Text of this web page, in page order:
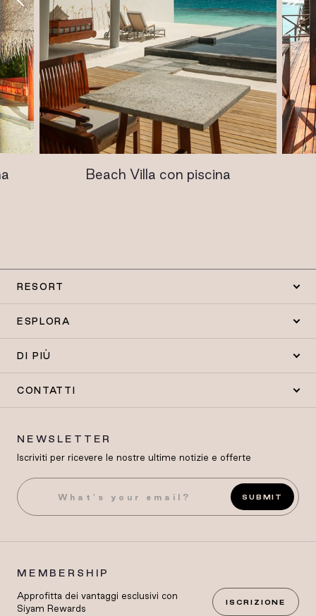
Beach Villa con piscina
RESORT
ESPLORA
DI PIÙ
CONTATTI
NEWSLETTER
Iscriviti per ricevere le nostre ultime notizie e offerte
SUBMIT
MEMBERSHIP
Approfitta dei vantaggi esclusivi con
Siyam Rewards
ISCRIZIONE